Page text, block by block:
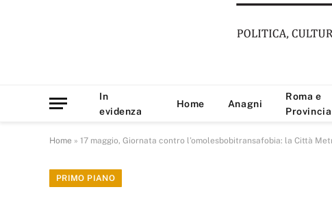
In
evidenza
Home Anagni
Roma e
Provincia
Home » 17 maggio, Giornata contro l’omolesbobitransafobia: la Città
PRIMO PIANO